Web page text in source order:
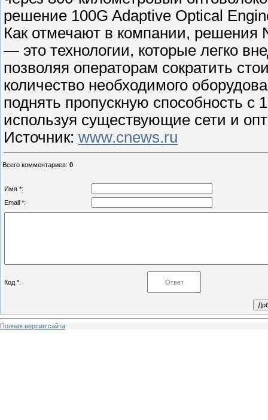
решение 100G Adaptive Optical
Как отмечают в компании, решения
— это технологии, которые легко
позволяя операторам сократить
количество необходимого
поднять пропускную способность с
используя существующие сети и
Источник: www.cnews.ru
Всего комментариев: 0
Имя *:
Email *:
Код *:
Полная версия сайта